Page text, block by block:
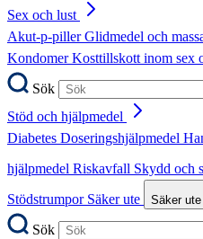
Sex och lust
Akut-p-pillerGlidmedel och
KondomerKosttillskott inom sex
Sök
Stöd och hjälpmedel
Diabetes Doseringshjälpmedel
hjälpmedel Riskavfall Skydd och
Stödstrumpor Säker ute Säker ute
Sök